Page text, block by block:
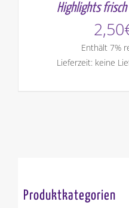
Highlights
2,50
Enthält 7%
Lieferzeit: keine
Produktkategorien